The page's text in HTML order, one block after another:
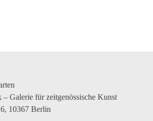
– Galerie für zeitgenössische Kunst
10367 Berlin